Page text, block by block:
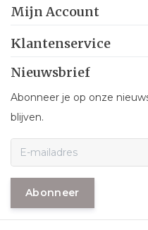
Mijn Account
Klantenservice
Nieuwsbrief
Abonneer je op onze
blijven.
Abonneer